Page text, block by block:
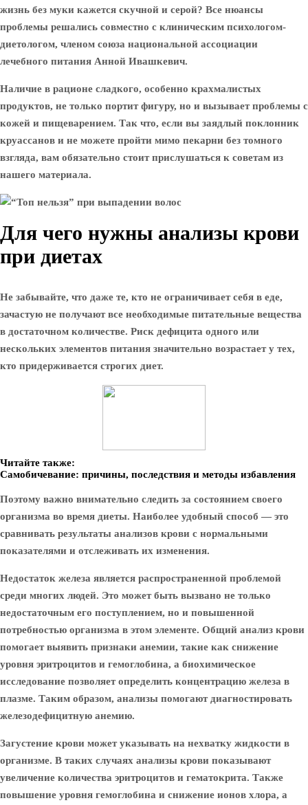
жизнь без муки кажется скучной и серой? Все нюансы
проблемы решались совместно с клиническим психологом-
диетологом, членом союза национальной ассоциации
лечебного питания Анной Ивашкевич.
Наличие в рационе сладкого, особенно крахмалистых
продуктов, не только портит фигуру, но и вызывает проблемы с
кожей и пищеварением. Так что, если вы заядлый поклонник
круассанов и не можете пройти мимо пекарни без томного
взгляда, вам обязательно стоит прислушаться к советам из
нашего материала.
Для чего нужны анализы крови
при диетах
Не забывайте, что даже те, кто не ограничивает себя в еде,
зачастую не получают все необходимые питательные вещества
в достаточном количестве. Риск дефицита одного или
нескольких элементов питания значительно возрастает у тех,
кто придерживается строгих диет.
Читайте также:
Самобичевание: причины, последствия и методы избавления
Поэтому важно внимательно следить за состоянием своего
организма во время диеты. Наиболее удобный способ — это
сравнивать результаты анализов крови с нормальными
показателями и отслеживать их изменения.
Недостаток железа является распространенной проблемой
среди многих людей. Это может быть вызвано не только
недостаточным его поступлением, но и повышенной
потребностью организма в этом элементе. Общий анализ крови
помогает выявить признаки анемии, такие как снижение
уровня эритроцитов и гемоглобина, а биохимическое
исследование позволяет определить концентрацию железа в
плазме. Таким образом, анализы помогают диагностировать
железодефицитную анемию.
Загустение крови может указывать на нехватку жидкости в
организме. В таких случаях анализы крови показывают
увеличение количества эритроцитов и гематокрита. Также
повышение уровня гемоглобина и снижение ионов хлора, а